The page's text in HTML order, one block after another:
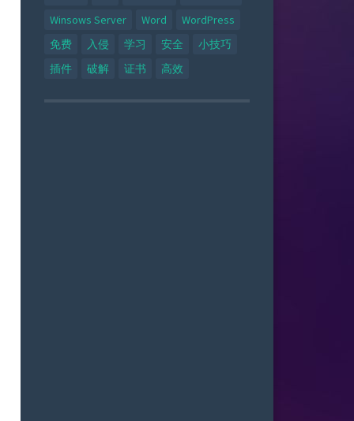
Winsows Server
Word
WordPress
免费
入侵 学习 安全
小技巧
插件
破解 证书 高效